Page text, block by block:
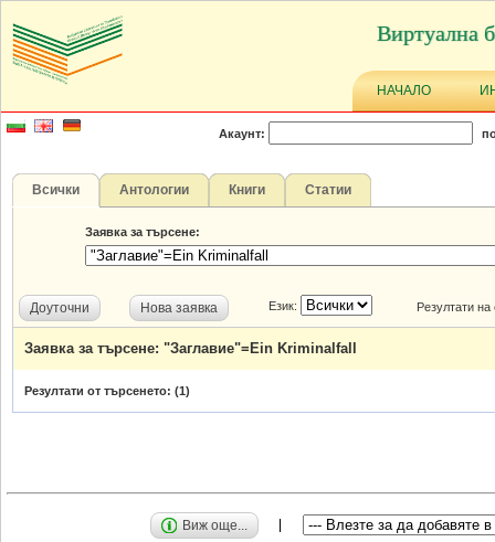
Виртуална
НАЧАЛО
Акаунт:
Всички Антологии Книги Статии
Заявка за търсене:
Доуточни Нова заявка Език: Резултати
Заявка за търсене: "Заглавие"=Ein Kriminalfall
Резултати от търсенето: (1)
Виж още...